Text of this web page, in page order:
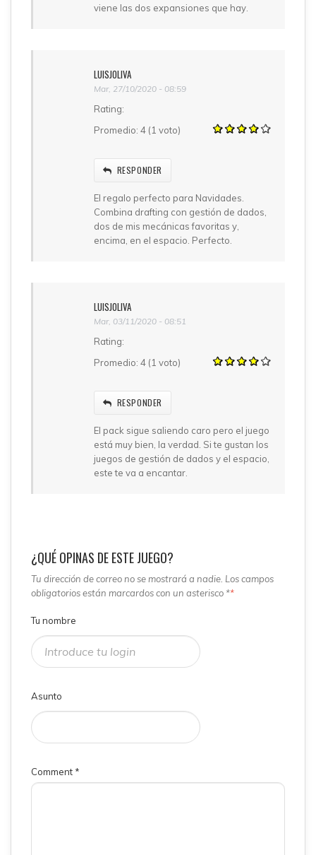
viene las dos expansiones que hay.
LUISJOLIVA
Mar, 27/10/2020 - 08:59
Rating:
Promedio: 4 (1 voto)
RESPONDER
El regalo perfecto para Navidades.
Combina drafting con gestión de dados,
dos de mis mecánicas favoritas y,
encima, en el espacio. Perfecto.
LUISJOLIVA
Mar, 03/11/2020 - 08:51
Rating:
Promedio: 4 (1 voto)
RESPONDER
El pack sigue saliendo caro pero el juego
está muy bien, la verdad. Si te gustan los
juegos de gestión de dados y el espacio,
este te va a encantar.
¿QUÉ OPINAS DE ESTE JUEGO?
Tu dirección de correo no se mostrará a nadie. Los campos
obligatorios están marcardos con un asterisco **
Tu nombre
Asunto
Comment *